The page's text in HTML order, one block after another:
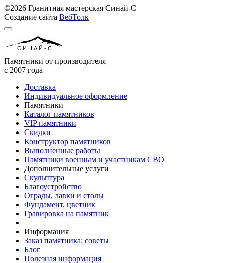
©2026 Гранитная мастерская Синай-С
Создание сайта ВебТолк
СИНАЙ-С
Памятники от производителя
с 2007 года
Доставка
Индивидуальное оформление
Памятники
Каталог памятников
VIP памятники
Скидки
Конструктор памятников
Выполненные работы
Памятники военным и участникам СВО
Дополнительные услуги
Скульптура
Благоустройство
Ограды, лавки и столы
Фундамент, цветник
Гравировка на памятник
Информация
Заказ памятника: советы
Блог
Полезная информация